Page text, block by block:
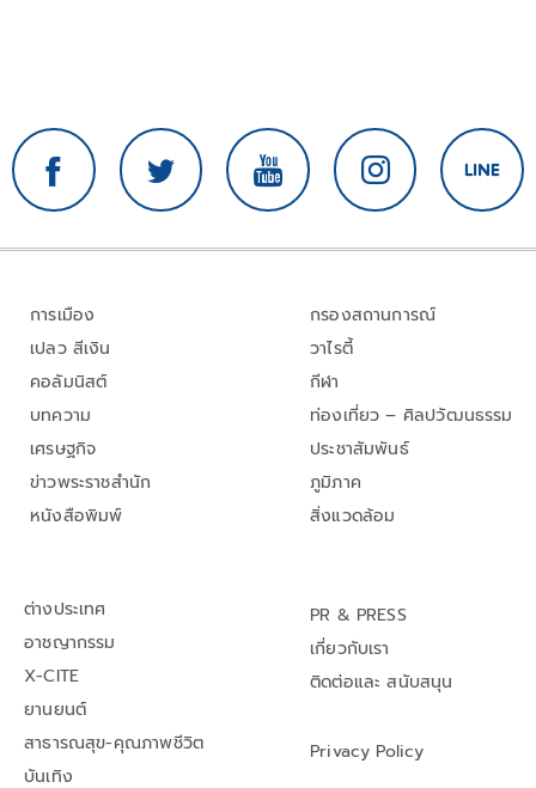
การเมือง
เปลว สีเงิน
คอลัมนิสต์
บทความ
เศรษฐกิจ
ข่าวพระราชสำนัก
หนังสือพิมพ์
กรองสถานการณ์
วาไรตี้
กีฬา
ท่องเที่ยว – ศิลปวัฒนธรรม
ประชาสัมพันธ์
ภูมิภาค
สิ่งแวดล้อม
ต่างประเทศ
อาชญากรรม
X-CITE
ยานยนต์
สาธารณสุข-คุณภาพชีวิต
บันเทิง
PR & PRESS
เกี่ยวกับเรา
ติดต่อและ สนับสนุน
Privacy Policy